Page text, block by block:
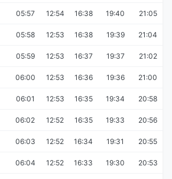
05:57 12:54 16:38 19:40 21:05
05:58 12:53 16:38 19:39 21:04
05:59 12:53 16:37 19:37 21:02
06:00 12:53 16:36 19:36 21:00
06:01 12:53 16:35 19:34 20:58
06:02 12:52 16:35 19:33 20:56
06:03 12:52 16:34 19:31 20:55
06:04 12:52 16:33 19:30 20:53